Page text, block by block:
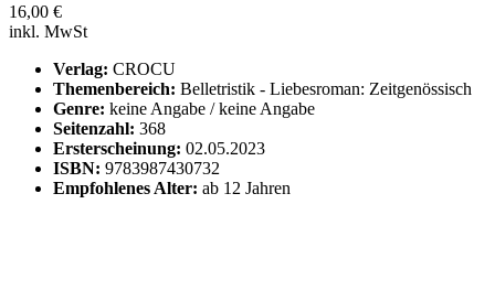
16,00 €
inkl. MwSt
Verlag: CROCU
Themenbereich: Belletristik - Liebesroman: Zeitgenössisch
Genre: keine Angabe / keine Angabe
Seitenzahl: 368
Ersterscheinung: 02.05.2023
ISBN: 9783987430732
Empfohlenes Alter: ab 12 Jahren